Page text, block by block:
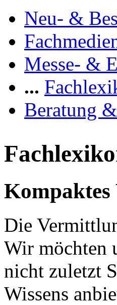
Neu- &
Messe- &
...
Beratung
Die
Wir möchten
nicht zuletzt
Wissens